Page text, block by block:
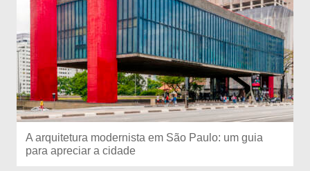
A arquitetura modernista em São Paulo: um guia
para apreciar a cidade